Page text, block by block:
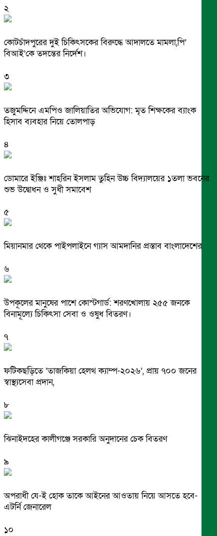
২
কোটচাঁদপুরের দুই চিকিৎসকের বিরুদ্ধে আদালতে মামলা,পি’
বিআই’কে তদন্তের নির্দেশ।
৩
তজুমদ্দিনে এমপিও জালিয়াতির অভিযোগ: মৃত শিক্ষকের ব্যাংক
হিসাব ব্যবহার নিয়ে তোলপাড়
৪
ডোমারে ইঞ্জিঃ শাহরিন ইসলাম তুহিন উচ্চ বিদ্যালয়ের ১তলা ভবনের
শুভ উদ্বোধন ও সুধী সমাবেশ
৫
মিয়ানমার থেকে পাইপলাইনে গ্যাস আমদানির প্রস্তাব বাংলাদেশের
৬
উপকূলের মানুষের পাশে কোস্টগার্ড: শরণখোলায় ২৫৫ জনকে
বিনামূল্যে চিকিৎসা সেবা ও ওষুধ বিতরণ।
৭
ফটিকছড়িতে ‘তাজকিয়া হেলথ ক্যাম্প-২০২৬’, প্রায় ৭০০ জনের
স্বাস্থ্যসেবা প্রদান,
৮
ঝিনাইদহের কালীগঞ্জে সরকারি অনুদানের চেক বিতরণ
৯
অপরাধী যে-ই হোক তাকে আইনের আওতায় নিয়ে আসতে হবে-
এটর্নি জেনারেল
১০